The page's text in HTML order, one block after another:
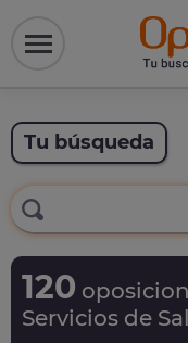
Tu búsqueda
120
Servicios de